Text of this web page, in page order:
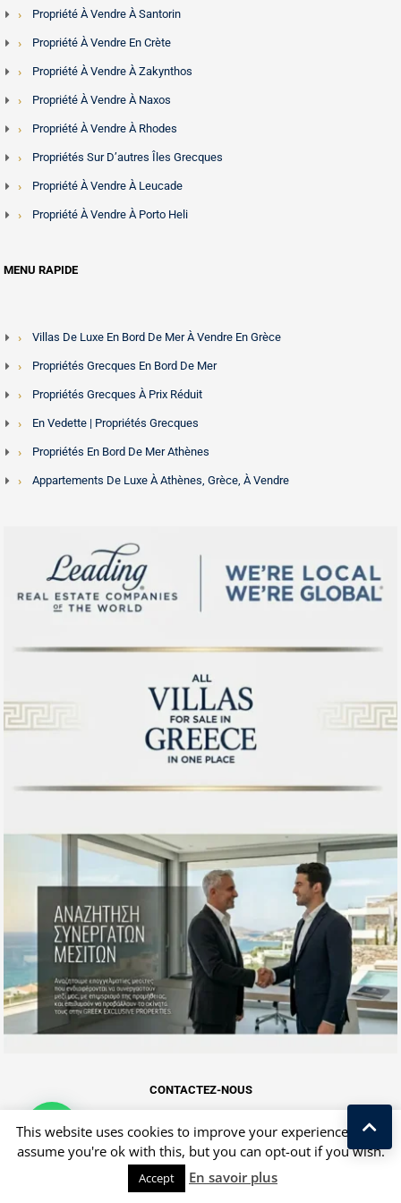
personne, des consultations de plans d'etage et des visites
en appel video pour les acheteurs etrangers en phase de
Pour explorer des destinations specifiques, visitez nos
Propriété À Vendre À Santorin
Propriété À Vendre En Crète
Propriété À Vendre À Zakynthos
Propriété À Vendre À Naxos
Propriété À Vendre À Rhodes
Propriétés Sur D’autres Îles Grecques
Propriété À Vendre À Leucade
Propriété À Vendre À Porto Heli
MENU RAPIDE
Villas De Luxe En Bord De Mer À Vendre En Grèce
Propriétés Grecques En Bord De Mer
Propriétés Grecques À Prix Réduit
En Vedette | Propriétés Grecques
Propriétés En Bord De Mer Athènes
Appartements De Luxe À Athènes, Grèce, À Vendre
CONTACTEZ-NOUS
This website uses cookies to improve your experience. We'll
assume you're ok with this, but you can opt-out if you wish.
Accept En savoir plus